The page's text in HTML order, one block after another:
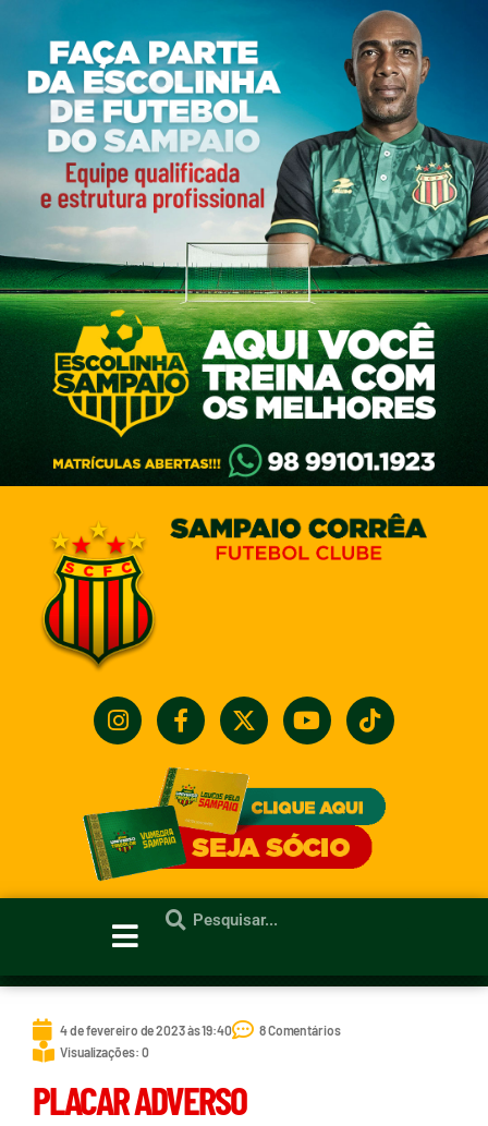
4 de fevereiro de 2023 às 19:40
8 Comentários
Visualizações: 0
PLACAR ADVERSO